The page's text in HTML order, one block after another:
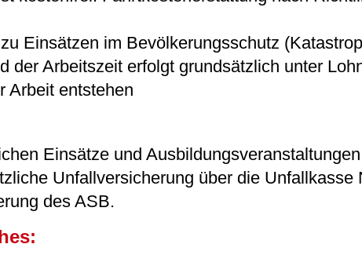
Einsätzen im Bevölkerungsschutz
der Arbeitszeit erfolgt grundsätzlich unter
Arbeit entstehen
Einsätze und
Unfallversicherung über die Unfallkasse
des ASB.